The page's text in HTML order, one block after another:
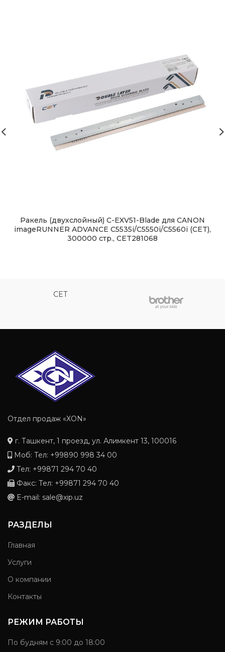
Ракель (двухслойный) C-EXV51-Blade для CANON
imageRUNNER ADVANCE C5535i/C5550i/C5560i (CET),
300000 стр., CET281068
CET
Отдел продаж «XON»
г. Ташкент, 1 проезд, ул. Алимкент 13, 100016
Моб: Тел: +99890 998 34 00
Тел: +99871 294 70 40
Факс: Тел: +99871 294 70 40
E-mail: sale@xip.uz
РАЗДЕЛЫ
Главная
Услуги
О компании
Контакты
РЕЖИМ РАБОТЫ
По будням с 9:00 до 18:00